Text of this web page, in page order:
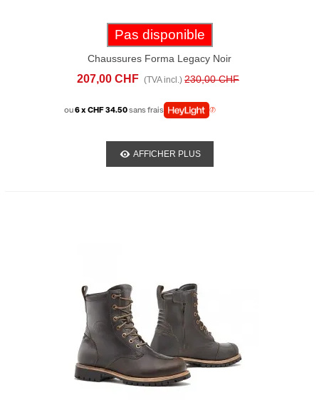
Pas disponible
Chaussures Forma Legacy Noir
207,00 CHF (TVA incl.) 230,00 CHF
ou6 x CHF 34.50sans frais
AFFICHER PLUS